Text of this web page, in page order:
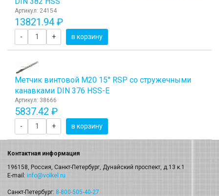
Артикул: 24154
13821.94 ₽
- + в корзину
Метчик винтовой М20 15° RSP со стружечными
канавками DIN 376 HSS-E
Артикул: 38666
5837.42 ₽
- + в корзину
Контактная информация
196158, Россия, Санкт-Петербург, Дунайский проспект, д.13 к.1
E-mail: info@volkel.ru
Санкт-Петербург: 8-800-505-40-27